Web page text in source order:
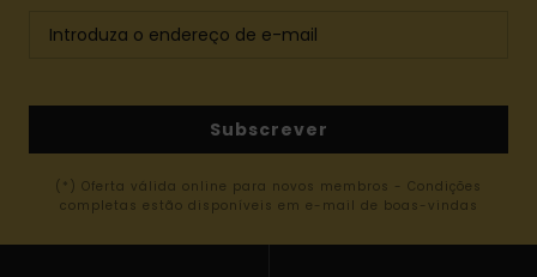
Subscrever
(*) Oferta válida online para novos membros - Condições
completas estão disponíveis em e-mail de boas-vindas